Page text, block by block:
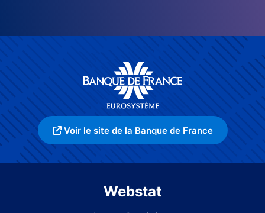
Voir le site de la Banque de France
Webstat